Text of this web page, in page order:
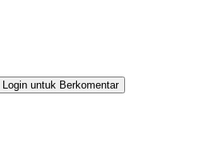
Login untuk Berkomentar